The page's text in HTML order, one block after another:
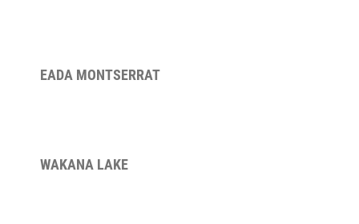
EADA MONTSERRAT
WAKANA LAKE